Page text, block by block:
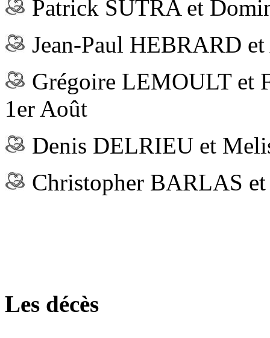
Patrick SUTRA et
Jean-Paul HEBRARD
Grégoire LEMOULT
1er Août
Denis DELRIEU et
Christopher BARLAS
Les décès